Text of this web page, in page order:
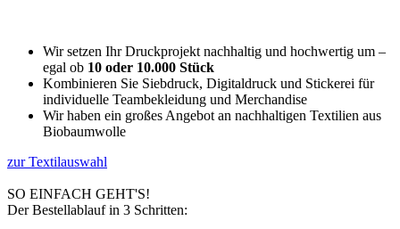
Wir setzen Ihr Druckprojekt nachhaltig und hochwertig um –
egal ob 10 oder 10.000 Stück
Kombinieren Sie Siebdruck, Digitaldruck und Stickerei für
individuelle Teambekleidung und Merchandise
Wir haben ein großes Angebot an nachhaltigen Textilien aus
Biobaumwolle
zur Textilauswahl
SO EINFACH GEHT'S!
Der Bestellablauf in 3 Schritten: